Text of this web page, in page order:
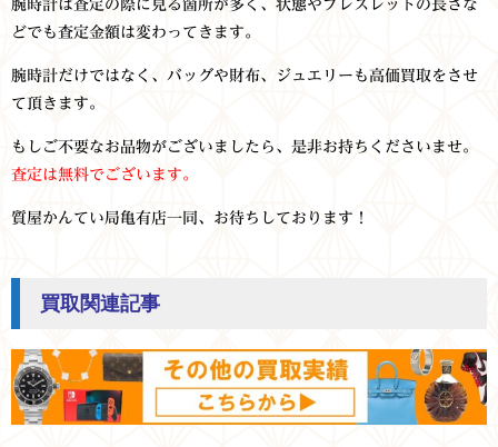
腕時計は査定の際に見る箇所が多く、状態やブレスレットの長さな
どでも査定金額は変わってきます。
腕時計だけではなく、バッグや財布、ジュエリーも高価買取をさせ
て頂きます。
もしご不要なお品物がございましたら、是非お持ちくださいませ。
査定は無料でございます。
質屋かんてい局亀有店一同、お待ちしております！
買取関連記事